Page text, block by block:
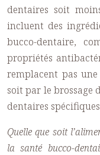
dentaires soit
incluent des
bucco-dentaire,
propriétés
remplacent pas
soit par le brossage
dentaires
Quelle que soit
la santé bucco-